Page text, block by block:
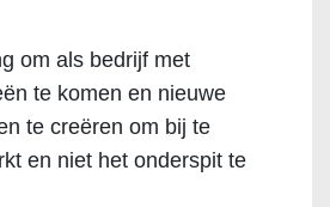
om als bedrijf met
te komen en nieuwe
te creëren om bij te
en niet het onderspit te